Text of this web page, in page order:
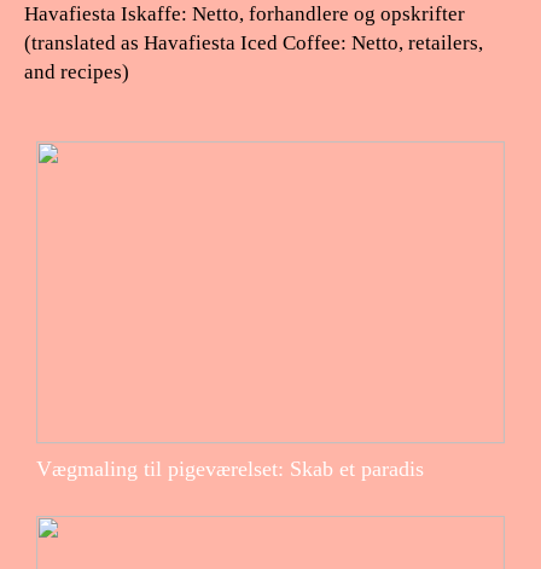
Havafiesta Iskaffe: Netto, forhandlere og opskrifter
(translated as Havafiesta Iced Coffee: Netto, retailers,
and recipes)
Vægmaling til pigeværelset: Skab et paradis